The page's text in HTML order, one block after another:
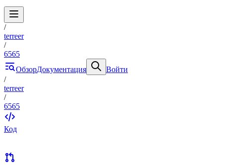
/
terreer
/
6565
ОбзорДокументация
Войти
/
terreer
/
6565
Код